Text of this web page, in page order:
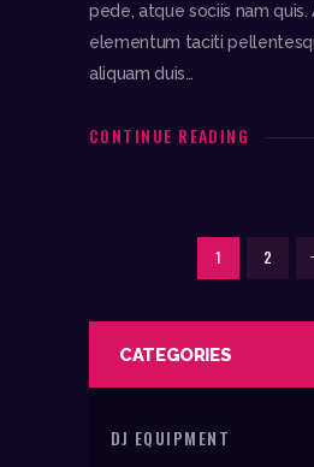
pede, atque sociis nam quis.
elementum taciti
aliquam duis…
CONTINUE READING
PAGE
1 PAGE
2
CATEGORIES
DJ EQUIPMENT